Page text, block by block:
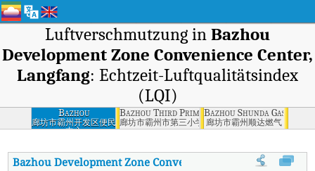
Luftverschmutzung in Bazhou
Development Zone Convenience Center,
Langfang: Echtzeit-Luftqualitätsindex
(LQI)
Bazhou
Development Zone
Convenience
廊坊市霸州开发区便民
中心
Bazhou Third Primary School, Langfang
廊坊市霸州市第三小学
Bazhou Shunda Gas,
廊坊市霸州顺达燃气
Bazhou Development Zone Convenience Center, Langfang